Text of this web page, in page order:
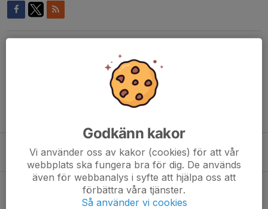
8 maj, 08:58 0
25 aug 2025
Godkänn kakor
Vi använder oss av kakor (cookies) för att vår
webbplats ska fungera bra för dig. De används
även för webbanalys i syfte att hjälpa oss att
förbättra våra tjänster.
Så använder vi cookies